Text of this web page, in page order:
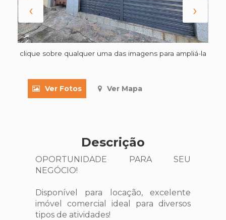
‹ ›
clique sobre qualquer uma das imagens para ampliá-la
Ver Fotos Ver Mapa
Descrição
OPORTUNIDADE PARA SEU
NEGÓCIO!
Disponível para locação, excelente
imóvel comercial ideal para diversos
tipos de atividades!